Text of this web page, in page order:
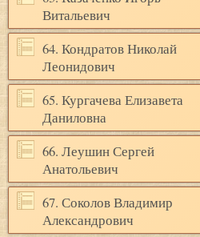
Витальевич
64. Кондратов Николай
Леонидович
65. Кургачева Елизавета
Даниловна
66. Леушин Сергей
Анатольевич
67. Соколов Владимир
Александрович